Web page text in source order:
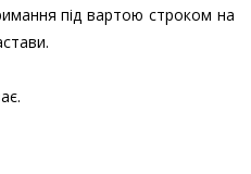
під вартою строком на